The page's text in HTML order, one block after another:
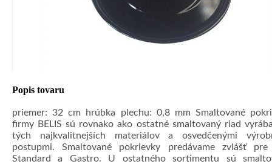
Popis tovaru
priemer: 32 cm hrúbka plechu: 0,8 mm Smaltované
firmy BELIS sú rovnako ako ostatné smaltovaný riad
tých najkvalitnejších materiálov a osvedčenými
postupmi. Smaltované pokrievky predávame zvlášť
Standard a Gastro. U ostatného sortimentu sú